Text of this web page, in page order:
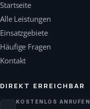
Startseite
Alle Leistungen
Einsatzgebiete
Häufige Fragen
Kontakt
DIREKT ERREICHBAR
KOSTENLOS ANRUFEN